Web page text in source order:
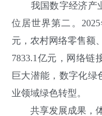
我国数字经济产
位居世界第二。
元，农村网络零售额
7833.1亿元，网络链
巨大潜能，数字化绿
业领域绿色转型。
共享发展成果，